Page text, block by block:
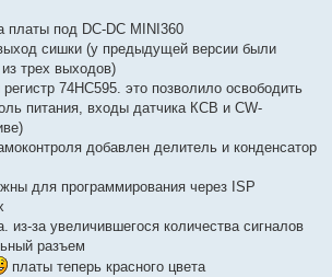
платы под DC-DC MINI360
сишки (у предыдущей версии были
трех выходов)
74HC595. это позволило освободить
питания, входы датчика КСВ и CW-
добавлен делитель и конденсатор
для программирования через ISP
из-за увеличившегося количества сигналов
разъем
платы теперь красного цвета